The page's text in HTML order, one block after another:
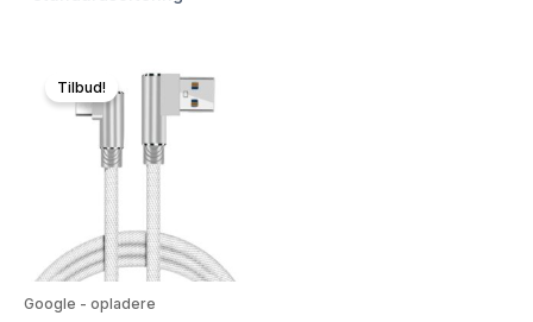
Tilbud!
Google - opladere